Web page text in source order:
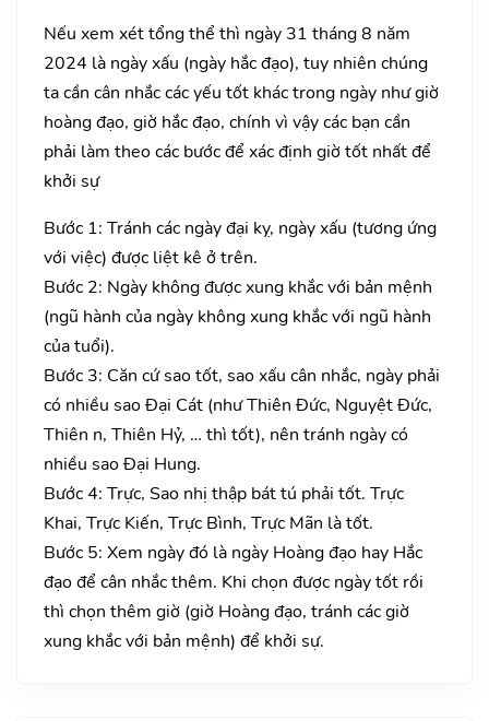
Nếu xem xét tổng thể thì ngày 31 tháng 8 năm
2024 là ngày xấu (ngày hắc đạo), tuy nhiên chúng
ta cần cân nhắc các yếu tốt khác trong ngày như giờ
hoàng đạo, giờ hắc đạo, chính vì vậy các bạn cần
phải làm theo các bước để xác định giờ tốt nhất để
khởi sự
Bước 1: Tránh các ngày đại kỵ, ngày xấu (tương ứng
với việc) được liệt kê ở trên.
Bước 2: Ngày không được xung khắc với bản mệnh
(ngũ hành của ngày không xung khắc với ngũ hành
của tuổi).
Bước 3: Căn cứ sao tốt, sao xấu cân nhắc, ngày phải
có nhiều sao Đại Cát (như Thiên Đức, Nguyệt Đức,
Thiên n, Thiên Hỷ, … thì tốt), nên tránh ngày có
nhiều sao Đại Hung.
Bước 4: Trực, Sao nhị thập bát tú phải tốt. Trực
Khai, Trực Kiến, Trực Bình, Trực Mãn là tốt.
Bước 5: Xem ngày đó là ngày Hoàng đạo hay Hắc
đạo để cân nhắc thêm. Khi chọn được ngày tốt rồi
thì chọn thêm giờ (giờ Hoàng đạo, tránh các giờ
xung khắc với bản mệnh) để khởi sự.